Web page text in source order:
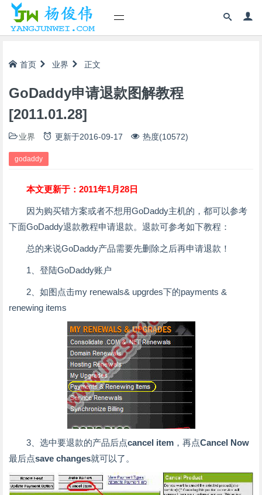
首页 业界 正文
GoDaddy申请退款图解教程
[2011.01.28]
业界 更新于2016-09-17 热度(10572)
godaddy
本文更新于：2011年1月28日
因为购买错方案或者不想用GoDaddy主机的，都可以参考
下面GoDaddy退款教程申请退款。退款可参考如下教程：
总的来说GoDaddy产品需要先删除之后再申请退款！
1、登陆GoDaddy账户
2、如图点击my renewals& upgrdes下的payments &
renewing items
3、选中要退款的产品后点cancel item ，再点Cancel Now
最后点save changes就可以了。